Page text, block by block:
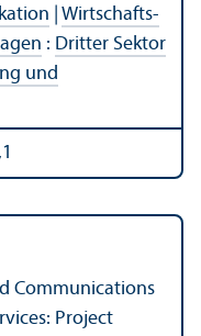
Wirtschafts-
: Dritter Sektor
und
Communications
Project